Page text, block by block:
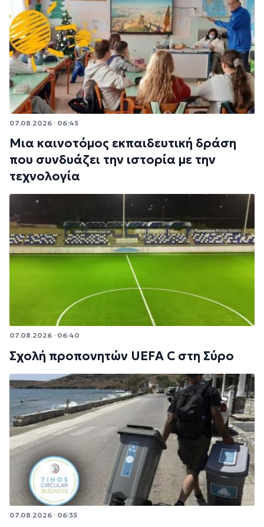
07.08.2026 · 06:45
Μια καινοτόμος εκπαιδευτική δράση
που συνδυάζει την ιστορία με την
τεχνολογία
07.08.2026 · 06:40
Σχολή προπονητών UEFA C στη Σύρο
07.08.2026 · 06:35